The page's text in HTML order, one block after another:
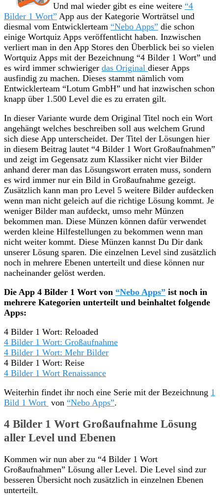
Und mal wieder gibt es eine weitere “4
Bilder 1 Wort” App aus der Kategorie Worträtsel und
diesmal vom Entwicklerteam “Nebo Apps” die schon
einige Wortquiz Apps veröffentlicht haben. Inzwischen
verliert man in den App Stores den Überblick bei so vielen
Wortquiz Apps mit der Bezeichnung “4 Bilder 1 Wort” und
es wird immer schwieriger das Original dieser Apps
ausfindig zu machen. Dieses stammt nämlich vom
Entwicklerteam “Lotum GmbH” und hat inzwischen schon
knapp über 1.500 Level die es zu erraten gilt.
In dieser Variante wurde dem Original Titel noch ein Wort
angehängt welches beschreiben soll aus welchem Grund
sich diese App unterscheidet. Der Titel der Lösungen hier
in diesem Beitrag lautet “4 Bilder 1 Wort Großaufnahmen”
und zeigt im Gegensatz zum Klassiker nicht vier Bilder
anhand derer man das Lösungswort erraten muss, sondern
es wird immer nur ein Bild in Großaufnahme gezeigt.
Zusätzlich kann man pro Level 5 weitere Bilder aufdecken
wenn man nicht geleich auf die richtige Lösung kommt. Je
weniger Bilder man aufdeckt, umso mehr Münzen
bekommen man. Diese Münzen können dafür verwendet
werden kleine Hilfestellungen zu bekommen wenn man
nicht weiter kommt. Diese Münzen kannst Du Dir dank
unserer Lösung sparen. Die einzelnen Level sind zusätzlich
noch in mehrere Ebenen unterteilt und diese können nur
nacheinander gelöst werden.
Die App 4 Bilder 1 Wort von “Nebo Apps” ist noch in
mehrere Kategorien unterteilt und beinhaltet folgende
Apps:
4 Bilder 1 Wort: Reloaded
4 Bilder 1 Wort: Großaufnahme
4 Bilder 1 Wort: Mehr Bilder
4 Bilder 1 Wort: Reise
4 Bilder 1 Wort Renaissance
Weiterhin findet ihr noch eine Serie mit der Bezeichnung 1
Bild 1 Wort von “Nebo Apps”.
4 Bilder 1 Wort Großaufnahme Lösung
aller Level und Ebenen
Kommen wir nun aber zu “4 Bilder 1 Wort
Großaufnahmen” Lösung aller Level. Die Level sind zur
besseren Übersicht noch zusätzlich in einzelnen Ebenen
unterteilt.